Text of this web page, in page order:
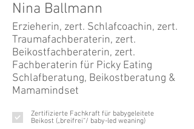
Nina Ballmann
Erzieherin, zert. Schlafcoachin, zert.
Traumafachberaterin, zert.
Beikostfachberaterin, zert.
Fachberaterin für Picky Eating
Schlafberatung, Beikostberatung &
Mamamindset
Zertifizierte Fachkraft für babygeleitete
Beikost („breifrei“/ baby-led weaning)